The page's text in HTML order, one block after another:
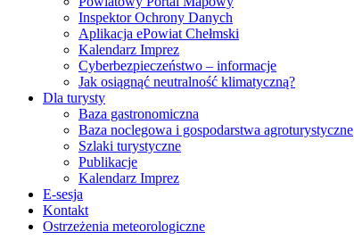
Inspektor Ochrony Danych
Aplikacja ePowiat Chełmski
Kalendarz Imprez
Cyberbezpieczeństwo – informacje
Jak osiągnąć neutralność klimatyczną?
Dla turysty
Baza gastronomiczna
Baza noclegowa i gospodarstwa agroturystyczne
Szlaki turystyczne
Publikacje
Kalendarz Imprez
E-sesja
Kontakt
Ostrzeżenia meteorologiczne